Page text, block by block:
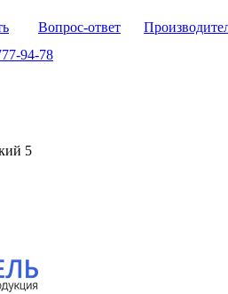
Вопрос-ответ
94-78
5